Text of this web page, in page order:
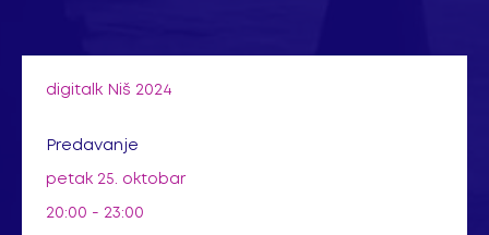
digitalk Niš 2024
Predavanje
petak 25. oktobar
20:00 - 23:00